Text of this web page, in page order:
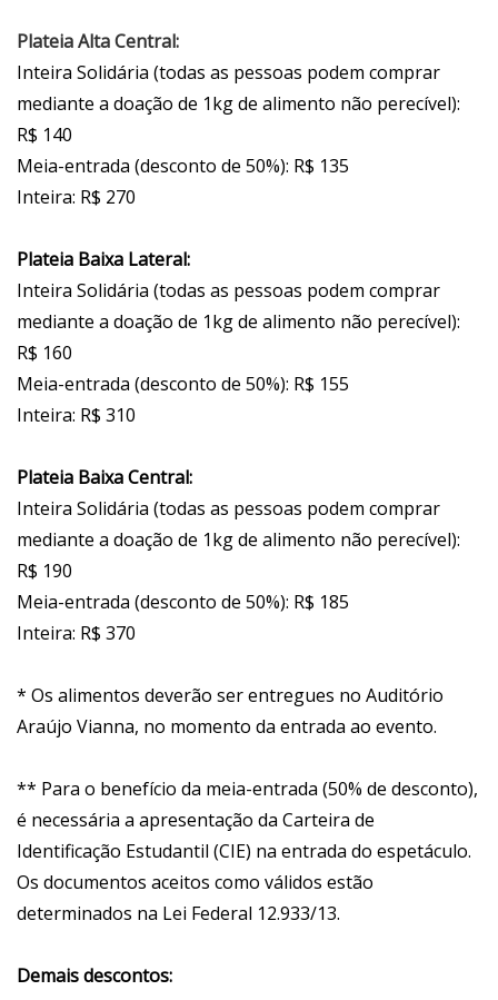
Plateia Alta Central:
Inteira Solidária (todas as pessoas podem comprar
mediante a doação de 1kg de alimento não perecível):
R$ 140
Meia-entrada (desconto de 50%): R$ 135
Inteira: R$ 270
Plateia Baixa Lateral:
Inteira Solidária (todas as pessoas podem comprar
mediante a doação de 1kg de alimento não perecível):
R$ 160
Meia-entrada (desconto de 50%): R$ 155
Inteira: R$ 310
Plateia Baixa Central:
Inteira Solidária (todas as pessoas podem comprar
mediante a doação de 1kg de alimento não perecível):
R$ 190
Meia-entrada (desconto de 50%): R$ 185
Inteira: R$ 370
* Os alimentos deverão ser entregues no Auditório
Araújo Vianna, no momento da entrada ao evento.
** Para o benefício da meia-entrada (50% de desconto),
é necessária a apresentação da Carteira de
Identificação Estudantil (CIE) na entrada do espetáculo.
Os documentos aceitos como válidos estão
determinados na Lei Federal 12.933/13.
Demais descontos: